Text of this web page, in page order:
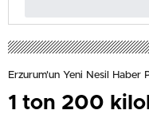
Erzurum'un Yeni Nesil Haber
1 ton 200